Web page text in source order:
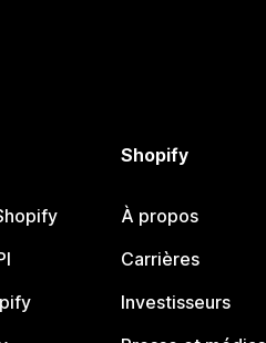
Shopify
À propos
Carrières
Investisseurs